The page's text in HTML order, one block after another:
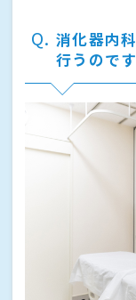
Q
消化器内
行うのです